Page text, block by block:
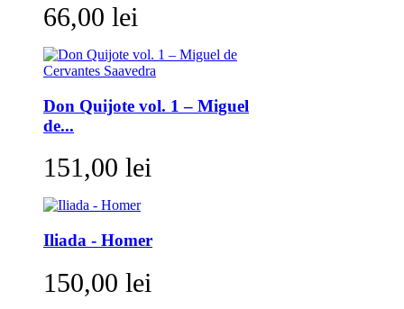
66,00 lei
Don Quijote vol. 1 – Miguel
de...
151,00 lei
Iliada - Homer
150,00 lei